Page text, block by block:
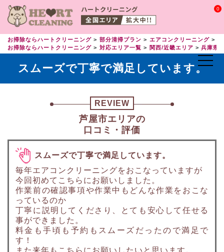
0
お掃除ならハートクリーニング 部分清掃プラン エアコンクリーニング
お掃除ならハートクリーニング
対応エリア一覧 関西/近畿エリア 兵庫県
スムーズで丁寧で満足しています。
REVIEW
芦屋市エリアの
口コミ・評価
スムーズで丁寧で満足しています。
毎年エアコンクリーニングをおこなっていますが
今回初めてこちらにお願いしました。
作業前の確認事項や作業中もどんな作業をおこな
っているのか
丁寧に説明してくださり、とても安心して任せる
事ができました。
料金も手頃も予約もスムーズだったので満足で
す！
また来年もこちらにお願いしたいと思います。